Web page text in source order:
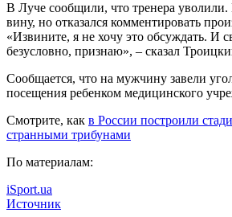
В Луче сообщили, что тренера
вину, но отказался комментировать
«Извините, я не хочу это обсуждать. И
безусловно, признаю», – сказал
Сообщается, что на мужчину завели
посещения ребенком медицинского
Смотрите, как в России построили
странными трибунами
По материалам:
iSport.ua
Источник